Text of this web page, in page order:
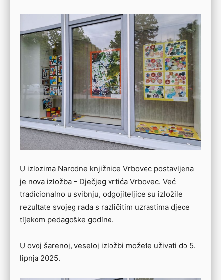
U izlozima Narodne knjižnice Vrbovec postavljena
je nova izložba – Dječjeg vrtića Vrbovec. Već
tradicionalno u svibnju, odgojiteljice su izložile
rezultate svojeg rada s različitim uzrastima djece
tijekom pedagoške godine.
U ovoj šarenoj, veseloj izložbi možete uživati do 5.
lipnja 2025.